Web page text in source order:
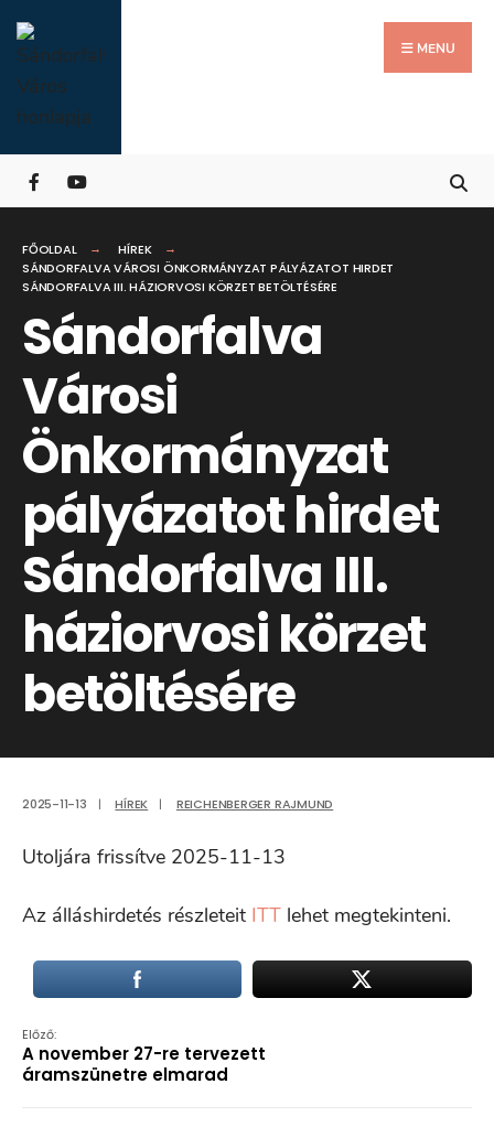
Skip
to
content
MENU
FŐOLDAL
HÍREK
SÁNDORFALVA VÁROSI ÖNKORMÁNYZAT PÁLYÁZATOT HIRDET
SÁNDORFALVA III. HÁZIORVOSI KÖRZET BETÖLTÉSÉRE
Sándorfalva
Városi
Önkormányzat
pályázatot hirdet
Sándorfalva III.
háziorvosi körzet
betöltésére
2025-11-13 | HÍREK | REICHENBERGER RAJMUND
Utoljára frissítve 2025-11-13
Az álláshirdetés részleteit ITT lehet megtekinteni.
Előző:
A november 27-re tervezett
áramszünetre elmarad
for:
Close